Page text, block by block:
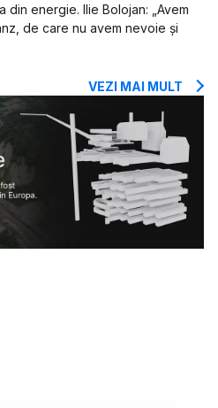
din energie. Ilie Bolojan: „Avem
de care nu avem nevoie și
VEZI MAI MULT